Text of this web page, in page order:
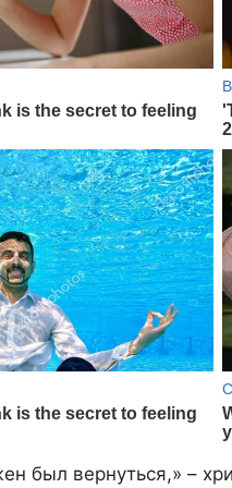
был вернуться,» –